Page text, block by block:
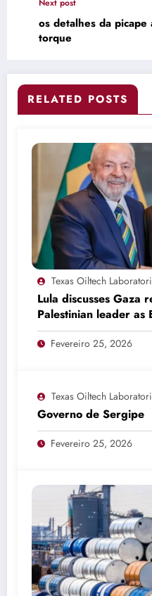
Next post
os detalhes da
torque
RELATED POSTS
Texas Oiltech
Lula discusses Gaza
Palestinian leader as
invitation
Fevereiro 25, 2026
Texas Oiltech
Governo de Sergipe
Fevereiro 25, 2026